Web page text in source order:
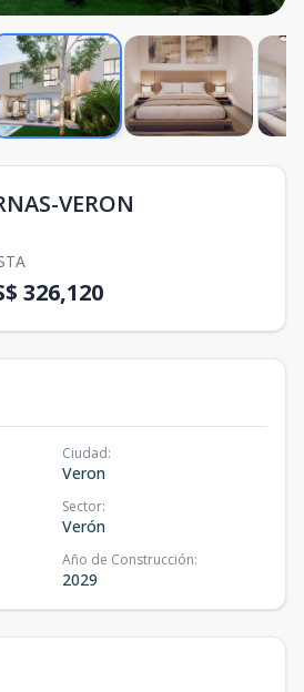
VERON
326,120
Ciudad:
Veron
Sector:
Verón
Año de Construcción:
2029